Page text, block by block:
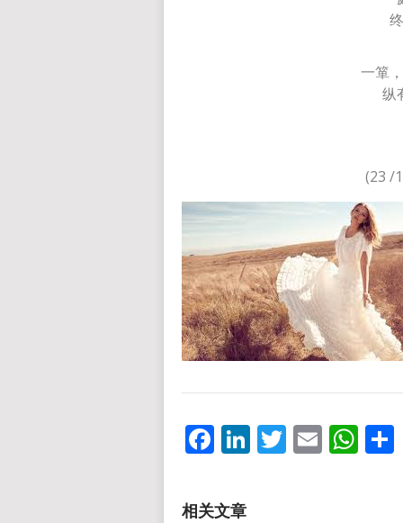
一箪
纵
(23 /
Facebook
LinkedIn
Twitter
Email